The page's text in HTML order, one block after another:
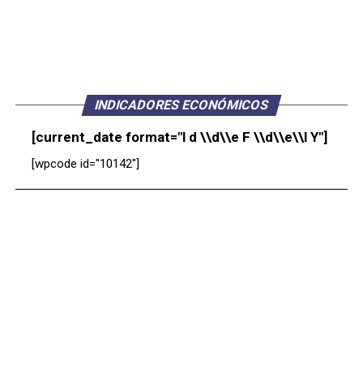
INDICADORES ECONÓMICOS
[current_date format="l d \\d\\e F \\d\\e\\l Y"]
[wpcode id="10142"]